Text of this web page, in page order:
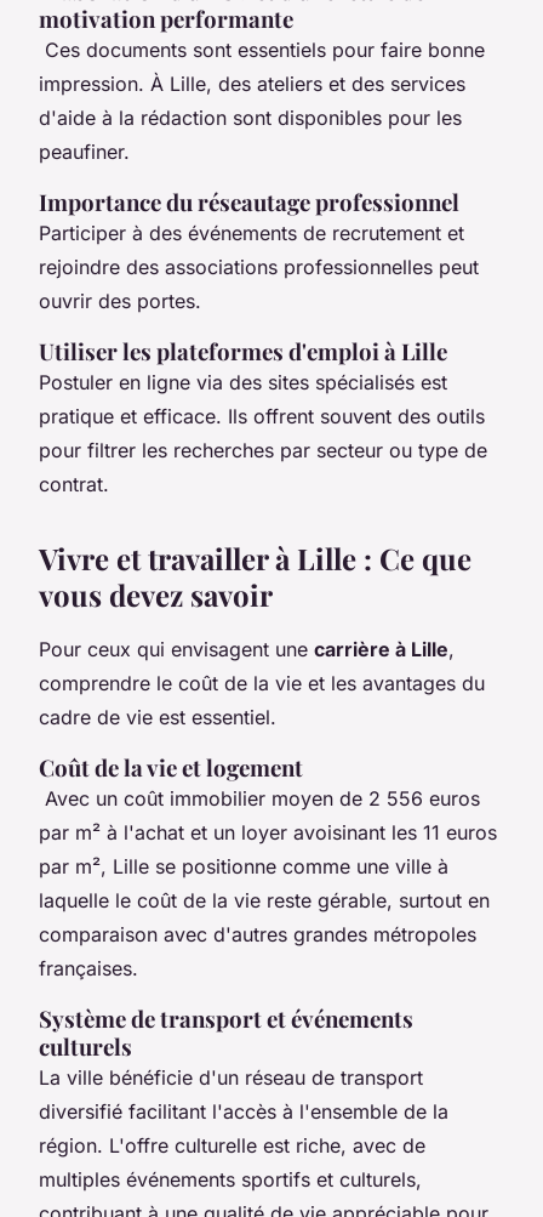
motivation performante
Ces documents sont essentiels pour faire bonne
impression. À Lille, des ateliers et des services
d'aide à la rédaction sont disponibles pour les
peaufiner.
Importance du réseautage professionnel
Participer à des événements de recrutement et
rejoindre des associations professionnelles peut
ouvrir des portes.
Utiliser les plateformes d'emploi à Lille
Postuler en ligne via des sites spécialisés est
pratique et efficace. Ils offrent souvent des outils
pour filtrer les recherches par secteur ou type de
contrat.
Vivre et travailler à Lille : Ce que
vous devez savoir
Pour ceux qui envisagent une carrière à Lille,
comprendre le coût de la vie et les avantages du
cadre de vie est essentiel.
Coût de la vie et logement
Avec un coût immobilier moyen de 2 556 euros
par m² à l'achat et un loyer avoisinant les 11 euros
par m², Lille se positionne comme une ville à
laquelle le coût de la vie reste gérable, surtout en
comparaison avec d'autres grandes métropoles
françaises.
Système de transport et événements
culturels
La ville bénéficie d'un réseau de transport
diversifié facilitant l'accès à l'ensemble de la
région. L'offre culturelle est riche, avec de
multiples événements sportifs et culturels,